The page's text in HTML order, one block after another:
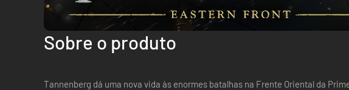
Sobre o produto
Tannenberg dá uma nova vida às enormes batalhas na Frente Oriental da